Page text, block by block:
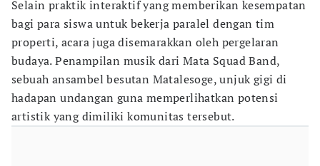
Selain praktik interaktif yang memberikan kesempatan
bagi para siswa untuk bekerja paralel dengan tim
properti, acara juga disemarakkan oleh pergelaran
budaya. Penampilan musik dari Mata Squad Band,
sebuah ansambel besutan Matalesoge, unjuk gigi di
hadapan undangan guna memperlihatkan potensi
artistik yang dimiliki komunitas tersebut.